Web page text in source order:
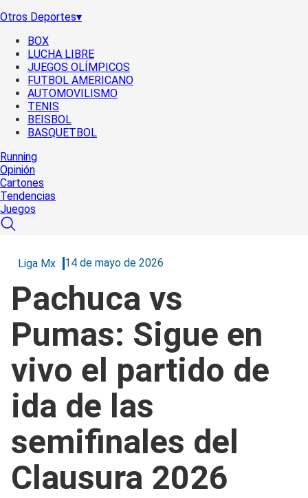
Otros Deportes▾
BOX
LUCHA LIBRE
JUEGOS OLÍMPICOS
FUTBOL AMERICANO
AUTOMOVILISMO
TENIS
BEISBOL
BASQUETBOL
Running
Opinión
Cartones
Tendencias
Juegos
Liga Mx 14 de mayo de 2026
Pachuca vs
Pumas: Sigue en
vivo el partido de
ida de las
semifinales del
Clausura 2026